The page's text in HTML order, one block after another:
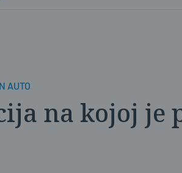
AUTO
na kojoj je